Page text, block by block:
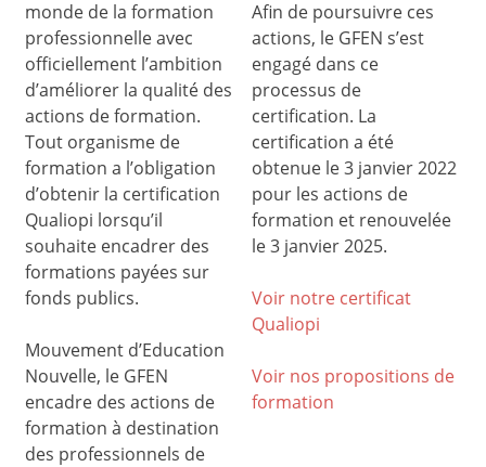
monde de la formation
professionnelle avec
officiellement l’ambition
d’améliorer la qualité des
actions de formation.
Tout organisme de
formation a l’obligation
d’obtenir la certification
Qualiopi lorsqu’il
souhaite encadrer des
formations payées sur
fonds publics.
Mouvement d’Education
Nouvelle, le GFEN
encadre des actions de
formation à destination
des professionnels de
Afin de poursuivre ces
actions, le GFEN s’est
engagé dans ce
processus de
certification. La
certification a été
obtenue le 3 janvier 2022
pour les actions de
formation et renouvelée
le 3 janvier 2025.
Voir notre certificat
Qualiopi
Voir nos propositions de
formation